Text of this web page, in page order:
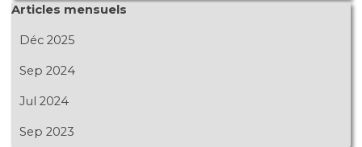
Sauter le bloc Articles mensuels
Articles mensuels
Déc 2025
Sep 2024
Jul 2024
Sep 2023